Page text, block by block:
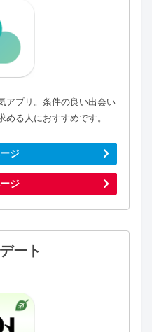
アプリ。条件の良い出会い
る人におすすめです。
ジ
ジ
ート